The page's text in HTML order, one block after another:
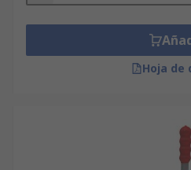
Hoja de